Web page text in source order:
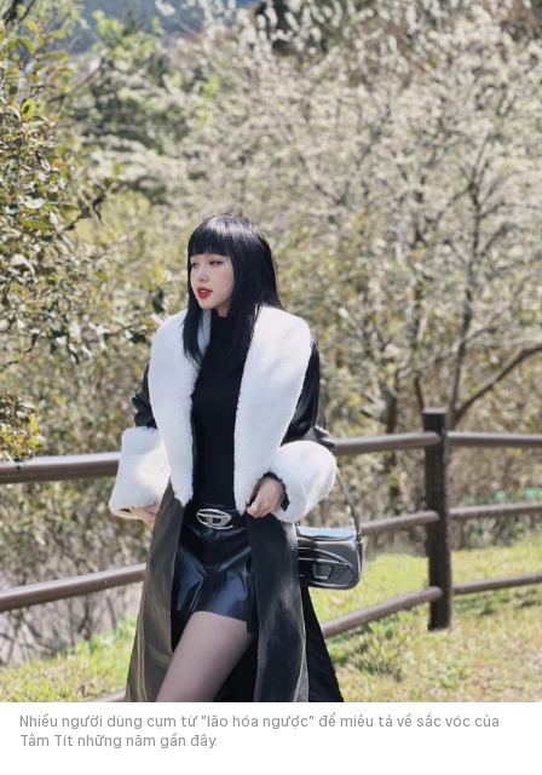
Nhiều người dùng cụm từ "lão hóa ngược" để miêu tả về sắc vóc của
Tâm Tít những năm gần đây.